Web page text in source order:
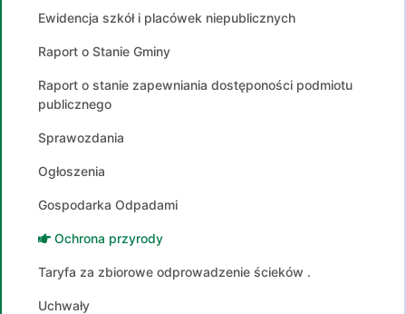
Ewidencja szkół i placówek niepublicznych
Raport o Stanie Gminy
Raport o stanie zapewniania dostęponości podmiotu
publicznego
Sprawozdania
Ogłoszenia
Gospodarka Odpadami
Ochrona przyrody
Taryfa za zbiorowe odprowadzenie ścieków .
Uchwały